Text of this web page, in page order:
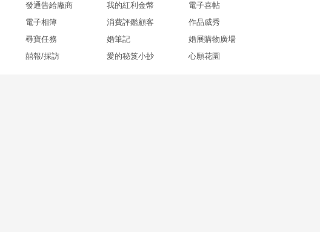
發通告給廠商
我的紅利金幣
電子喜帖
電子相簿
消費評鑑顧客
作品威秀
尋寶任務
婚筆記
婚展購物廣場
囍報/採訪
愛的秘笈小抄 心願花園